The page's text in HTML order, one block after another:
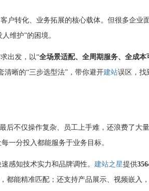
户转化、业务拓展的核心载体。但很多企业
维护”的困境。
出发，以“全场景适配、全周期服务、全成本
清晰的“三步选型法”，带你避开建站误区，找
后不仅操作复杂、员工上手难，还浪费了大
一分投入都能服务于业务目标。
感知技术实力和品牌调性。 建站之星提供
都能精准匹配；还支持产品展示、视频嵌入